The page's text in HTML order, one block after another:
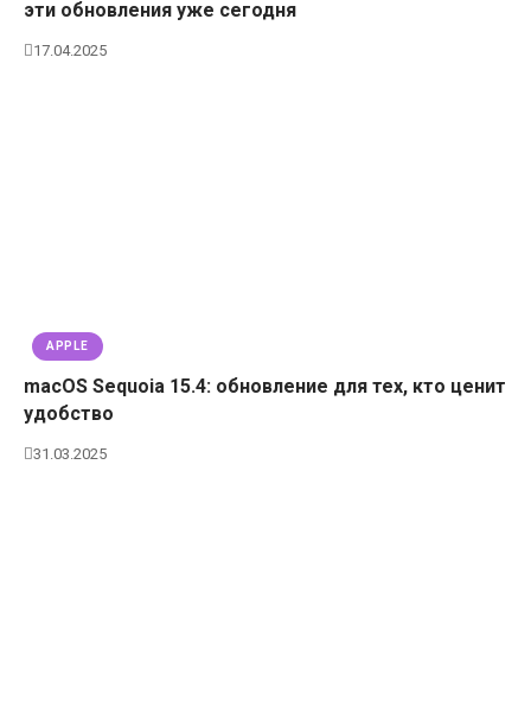
эти обновления уже сегодня
17.04.2025
APPLE
macOS Sequoia 15.4: обновление для тех, кто ценит
удобство
31.03.2025